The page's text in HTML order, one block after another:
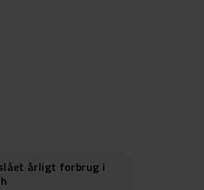
årligt forbrug i